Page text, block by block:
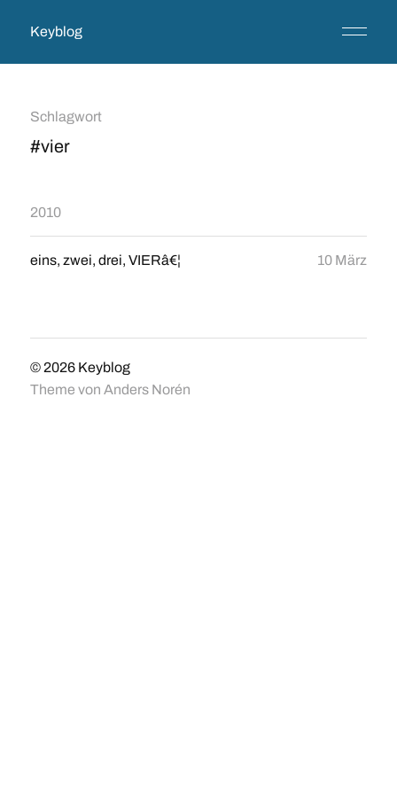
Keyblog
Schlagwort
#vier
2010
eins, zwei, drei, VIERâ€¦ 10 März
© 2026 Keyblog
Theme von Anders Norén